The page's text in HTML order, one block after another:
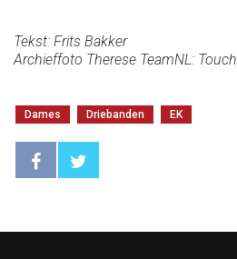
Tekst: Frits Bakker
Archieffoto Therese TeamNL: Touch
Dames Driebanden EK